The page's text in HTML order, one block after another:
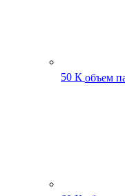
50 К объем